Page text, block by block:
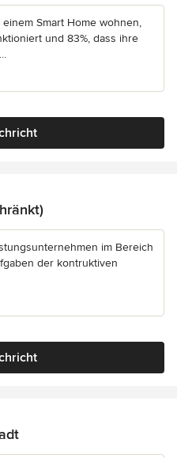
Smart Home wohnen,
und 83%, dass ihre
im Bereich
der kontruktiven